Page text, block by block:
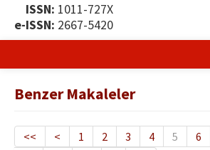
ISSN: 1011-727X
e-ISSN: 2667-5420
Yayın Politikası
Benzer Makaleler
<< < 1 2 3 4 5 6